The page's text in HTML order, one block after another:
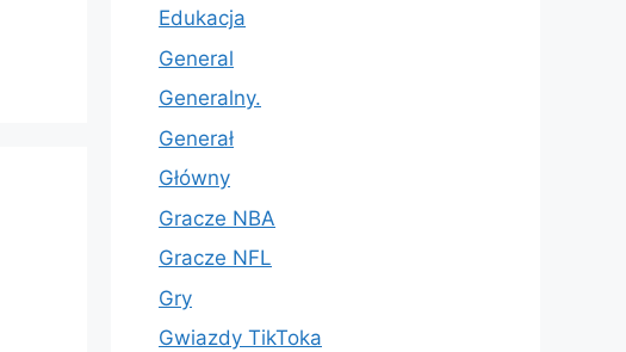
Edukacja
General
Generalny.
Generał
Główny
Gracze NBA
Gracze NFL
Gry
Gwiazdy TikToka